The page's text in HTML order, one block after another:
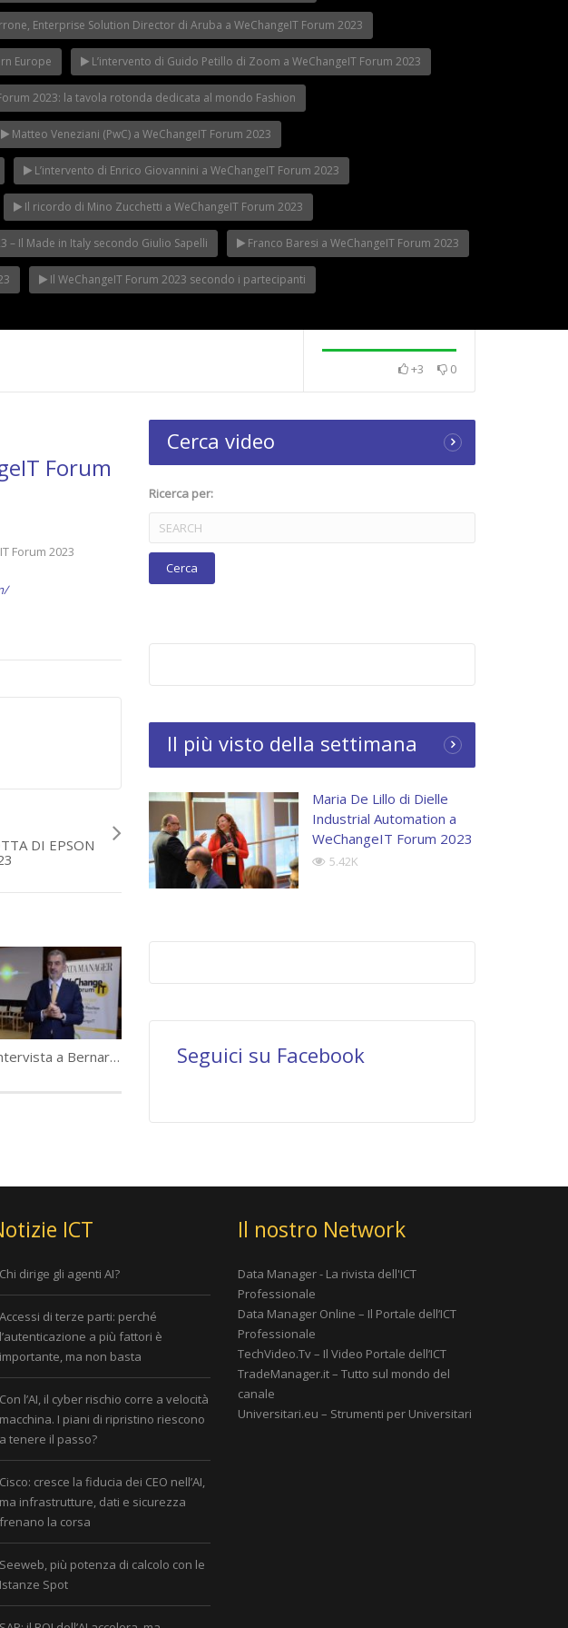
Enterprise Solution Director di Aruba a WeChangeIT Forum 2023
Europe L’intervento di Guido Petillo di Zoom a WeChangeIT Forum 2023
2023: la tavola rotonda dedicata al mondo Fashion
Matteo Veneziani (PwC) a WeChangeIT Forum 2023
L’intervento di Enrico Giovannini a WeChangeIT Forum 2023
Il ricordo di Mino Zucchetti a WeChangeIT Forum 2023
– Il Made in Italy secondo Giulio Sapelli Franco Baresi a WeChangeIT Forum 2023
Il WeChangeIT Forum 2023 secondo i partecipanti
+3 0
Forum
Forum 2023
DI EPSON
Videointervista a Bernardo Centrone, Orange Business Services
Cerca video
Ricerca per:
Il più visto della settimana
Maria De Lillo di Dielle
Industrial Automation a
WeChangeIT Forum 2023
5.42K
Seguici su Facebook
ICT
Chi dirige gli agenti AI?
Accessi di terze parti: perché
l’autenticazione a più fattori è
importante, ma non basta
Con l’AI, il cyber rischio corre a velocità
macchina. I piani di ripristino riescono
a tenere il passo?
Cisco: cresce la fiducia dei CEO nell’AI,
ma infrastrutture, dati e sicurezza
frenano la corsa
Seeweb, più potenza di calcolo con le
Istanze Spot
Il nostro Network
Data Manager - La rivista dell'ICT
Professionale
Data Manager Online – Il Portale dell’ICT
Professionale
TechVideo.Tv – Il Video Portale dell’ICT
TradeManager.it – Tutto sul mondo del
canale
Universitari.eu – Strumenti per Universitari